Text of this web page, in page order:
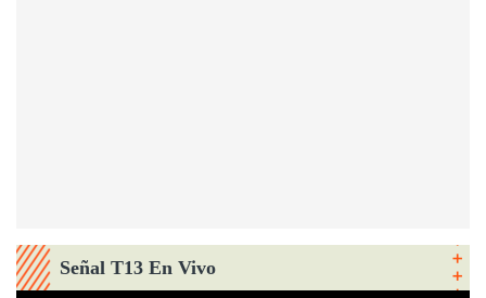
Señal T13 En Vivo